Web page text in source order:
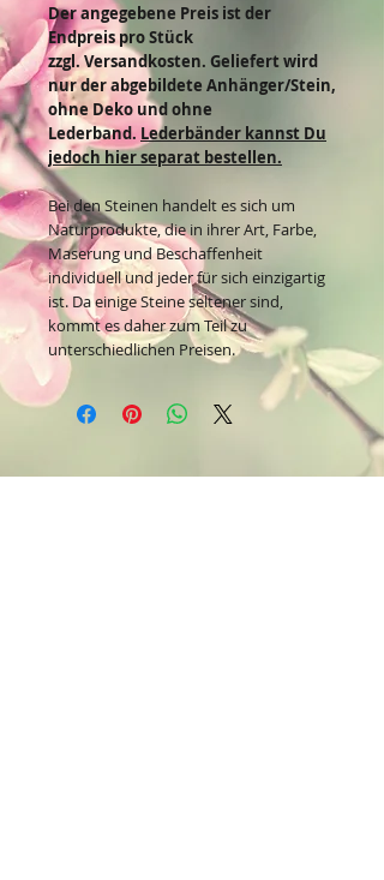
Der angegebene Preis ist der
Endpreis pro Stück
zzgl. Versandkosten. Geliefert wird
nur der abgebildete Anhänger/Stein,
ohne Deko und ohne
Lederband. Lederbänder kannst Du
jedoch hier separat bestellen.
Bei den Steinen handelt es sich um
Naturprodukte, die in ihrer Art, Farbe,
Maserung und Beschaffenheit
individuell und jeder für sich einzigartig
ist. Da einige Steine seltener sind,
kommt es daher zum Teil zu
unterschiedlichen Preisen.